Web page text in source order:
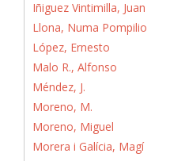
Iñiguez Vintimilla, Juan
Llona, Numa Pompilio
López, Ernesto
Malo R., Alfonso
Méndez, J.
Moreno, M.
Moreno, Miguel
Morera i Galícia, Magí